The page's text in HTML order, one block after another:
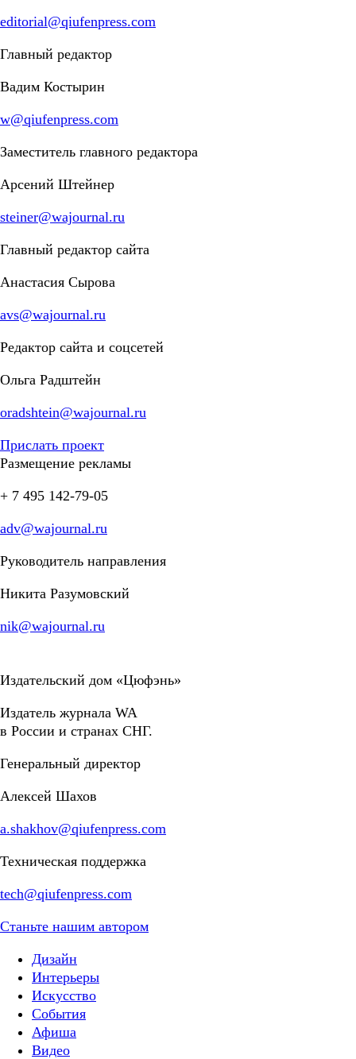
editorial@qiufenpress.com
Главный редактор
Вадим Костырин
w@qiufenpress.com
Заместитель главного редактора
Арсений Штейнер
steiner@wajournal.ru
Главный редактор сайта
Анастасия Сырова
avs@wajournal.ru
Редактор сайта и соцсетей
Ольга Радштейн
oradshtein@wajournal.ru
Прислать проект
Размещение рекламы
+ 7 495 142-79-05
adv@wajournal.ru
Руководитель направления
Никита Разумовский
nik@wajournal.ru
Издательский дом «Цюфэнь»
Издатель журнала WA
в России и странах СНГ.
Генеральный директор
Алексей Шахов
a.shakhov@qiufenpress.com
Техническая поддержка
tech@qiufenpress.com
Станьте нашим автором
Дизайн
Интерьеры
Искусство
События
Афиша
Видео